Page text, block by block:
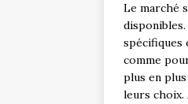
Le marché
spécifiques
comme
plus en
leurs choix.